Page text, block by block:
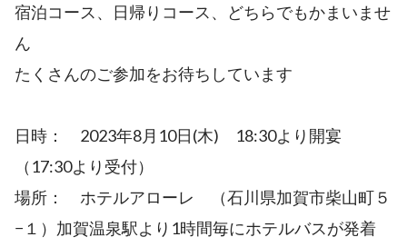
宿泊コース、日帰りコース、どちらでもかまいませ
ん
たくさんのご参加をお待ちしています
日時： 2023年8月10日(木) 18:30より開宴
（17:30より受付）
場所： ホテルアローレ （石川県加賀市柴山町５
−１）加賀温泉駅より1時間毎にホテルバスが発着